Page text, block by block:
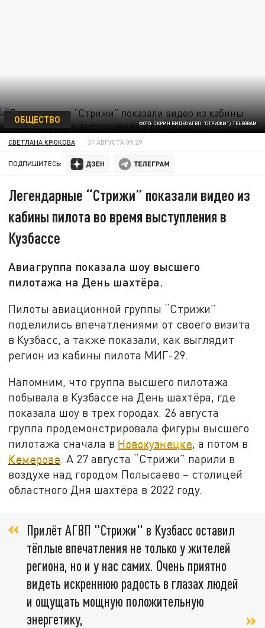
ФОТО: СКРИН ВИДЕО АГВП "СТРИЖИ"/ TELEGRAM
ОБЩЕСТВО
СВЕТЛАНА КРЮКОВА 31 АВГУСТА 09:29
ПОДПИШИТЕСЬ:
Легендарные “Стрижи” показали видео из
кабины пилота во время выступления в
Кузбассе
Авиагруппа показала шоу высшего
пилотажа на День шахтёра.
Пилоты авиационной группы “Стрижи”
поделились впечатлениями от своего визита
в Кузбасс, а также показали, как выглядит
регион из кабины пилота МИГ-29.
Напомним, что группа высшего пилотажа
побывала в Кузбассе на День шахтёра, где
показала шоу в трех городах. 26 августа
группа продемонстрировала фигуры высшего
пилотажа сначала в Новокузнецке, а потом в
Кемерове. А 27 августа “Стрижи” парили в
воздухе над городом Полысаево – столицей
областного Дня шахтёра в 2022 году.
Прилёт АГВП "Стрижи" в Кузбасс оставил
тёплые впечатления не только у жителей
региона, но и у нас самих. Очень приятно
видеть искреннюю радость в глазах людей
и ощущать мощную положительную
энергетику,